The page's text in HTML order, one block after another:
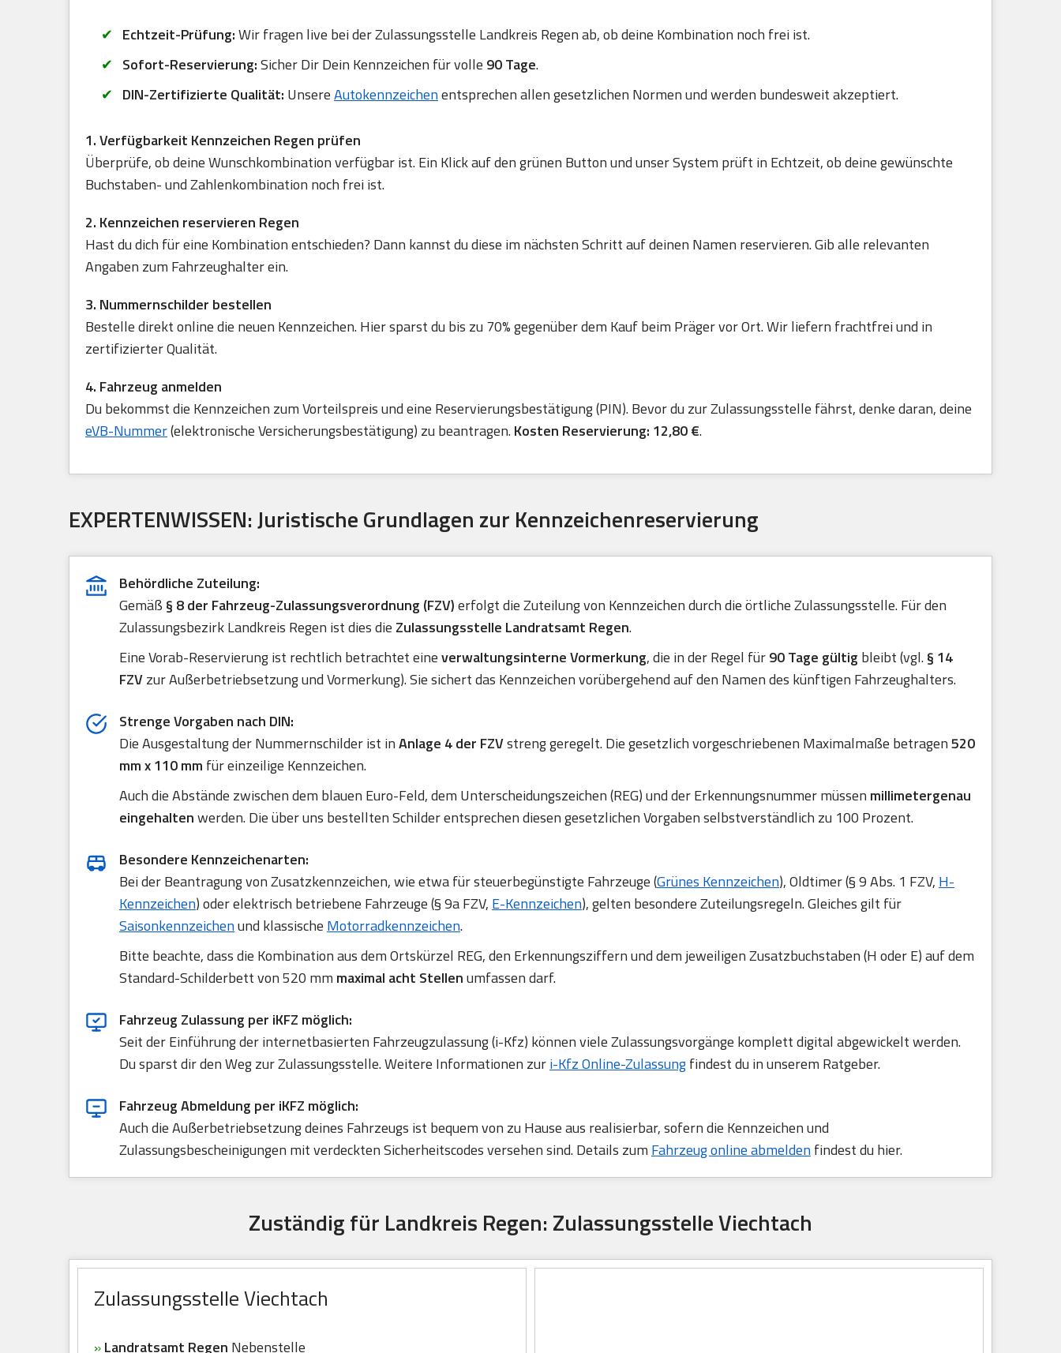
Echtzeit-Prüfung:Wir fragen live bei der Zulassungsstelle Landkreis Regen ab, ob deine Kombination noch frei ist.
Sofort-Reservierung:Sicher Dir Dein Kennzeichen für volle 90 Tage.
DIN-Zertifizierte Qualität: UnsereAutokennzeichenentsprechen allen gesetzlichen Normen und werden bundesweit akzeptiert.
1. Verfügbarkeit Kennzeichen Regen prüfen
Überprüfe, ob deine Wunschkombination verfügbar ist. Ein Klick auf den grünen Button und unser System prüft in Echtzeit, ob deine gewünschte
Buchstaben- und Zahlenkombination noch frei ist.
2. Kennzeichen reservieren Regen
Hast du dich für eine Kombination entschieden? Dann kannst du diese im nächsten Schritt auf deinen Namen reservieren. Gib alle relevanten
Angaben zum Fahrzeughalter ein.
3. Nummernschilder bestellen
Bestelle direkt online die neuen Kennzeichen. Hier sparst du bis zu 70% gegenüber dem Kauf beim Präger vor Ort. Wir liefern frachtfrei und in
zertifizierter Qualität.
4. Fahrzeug anmelden
Du bekommst die Kennzeichen zum Vorteilspreis und eine Reservierungsbestätigung (PIN). Bevor du zur Zulassungsstelle fährst, denke daran, deine
eVB-Nummer(elektronische Versicherungsbestätigung) zu beantragen.Kosten Reservierung: 12,80 €.
EXPERTENWISSEN: Juristische Grundlagen zur Kennzeichenreservierung
Behördliche Zuteilung:
Gemäß § 8 der Fahrzeug-Zulassungsverordnung (FZV)erfolgt die Zuteilung von Kennzeichen durch die örtliche Zulassungsstelle. Für den
Zulassungsbezirk Landkreis Regen ist dies die Zulassungsstelle Landratsamt Regen.
Eine Vorab-Reservierung ist rechtlich betrachtet eineverwaltungsinterne Vormerkung, die in der Regel für90 Tage gültig bleibt (vgl.§ 14
FZVzur Außerbetriebsetzung und Vormerkung). Sie sichert das Kennzeichen vorübergehend auf den Namen des künftigen Fahrzeughalters.
Strenge Vorgaben nach DIN:
Die Ausgestaltung der Nummernschilder ist inAnlage 4 der FZVstreng geregelt. Die gesetzlich vorgeschriebenen Maximalmaße betragen520
mm x 110 mm für einzeilige Kennzeichen.
Auch die Abstände zwischen dem blauen Euro-Feld, dem Unterscheidungszeichen (REG) und der Erkennungsnummer müssen millimetergenau
eingehaltenwerden. Die über uns bestellten Schilder entsprechen diesen gesetzlichen Vorgaben selbstverständlich zu 100 Prozent.
Besondere Kennzeichenarten:
Bei der Beantragung von Zusatzkennzeichen, wie etwa für steuerbegünstigte Fahrzeuge (Grünes Kennzeichen), Oldtimer (§ 9 Abs. 1 FZV, H-
Kennzeichen) oder elektrisch betriebene Fahrzeuge (§ 9a FZV, E-Kennzeichen), gelten besondere Zuteilungsregeln. Gleiches gilt für
Saisonkennzeichenund klassische Motorradkennzeichen.
Bitte beachte, dass die Kombination aus dem Ortskürzel REG, den Erkennungsziffern und dem jeweiligen Zusatzbuchstaben (H oder E) auf dem
Standard-Schilderbett von 520 mm maximal acht Stellenumfassen darf.
Fahrzeug Zulassung per iKFZ möglich:
Seit der Einführung der internetbasierten Fahrzeugzulassung (i-Kfz) können viele Zulassungsvorgänge komplett digital abgewickelt werden.
Du sparst dir den Weg zur Zulassungsstelle. Weitere Informationen zuri-Kfz Online-Zulassungfindest du in unserem Ratgeber.
Fahrzeug Abmeldung per iKFZ möglich:
Auch die Außerbetriebsetzung deines Fahrzeugs ist bequem von zu Hause aus realisierbar, sofern die Kennzeichen und
Zulassungsbescheinigungen mit verdeckten Sicherheitscodes versehen sind. Details zum Fahrzeug online abmeldenfindest du hier.
Zuständig für Landkreis Regen: Zulassungsstelle Viechtach
Zulassungsstelle Viechtach
»Landratsamt Regen Nebenstelle